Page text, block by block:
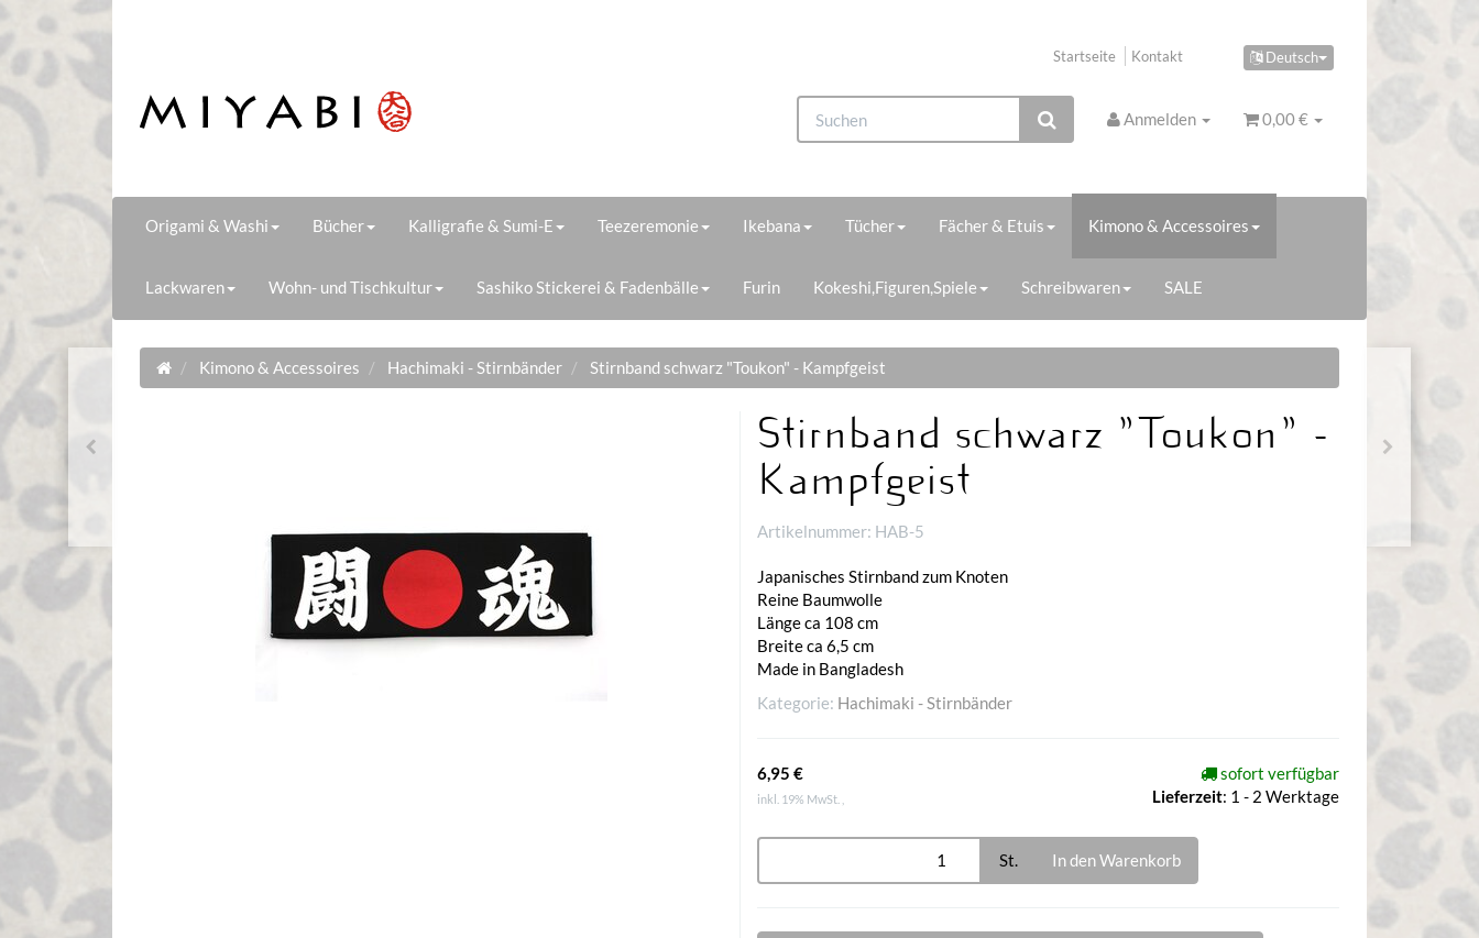
Deutsch
Startseite Kontakt
Anmelden 0,00 €
Origami & Washi Bücher Kalligrafie & Sumi-E Teezeremonie Ikebana Tücher Fächer & Etuis Kimono & Accessoires
Lackwaren Wohn- und Tischkultur Sashiko Stickerei & Fadenbälle Furin Kokeshi,Figuren,Spiele Schreibwaren SALE
Kimono & Accessoires Hachimaki - Stirnbänder Stirnband schwarz "Toukon" - Kampfgeist
Stirnband schwarz "Toukon" -
Kampfgeist
Artikelnummer: HAB-5
Japanisches Stirnband zum Knoten
Reine Baumwolle
Länge ca 108 cm
Breite ca 6,5 cm
Made in Bangladesh
Kategorie: Hachimaki - Stirnbänder
6,95 €
inkl. 19% MwSt. ,
sofort verfügbar
Lieferzeit: 1 - 2 Werktage
St. In den Warenkorb